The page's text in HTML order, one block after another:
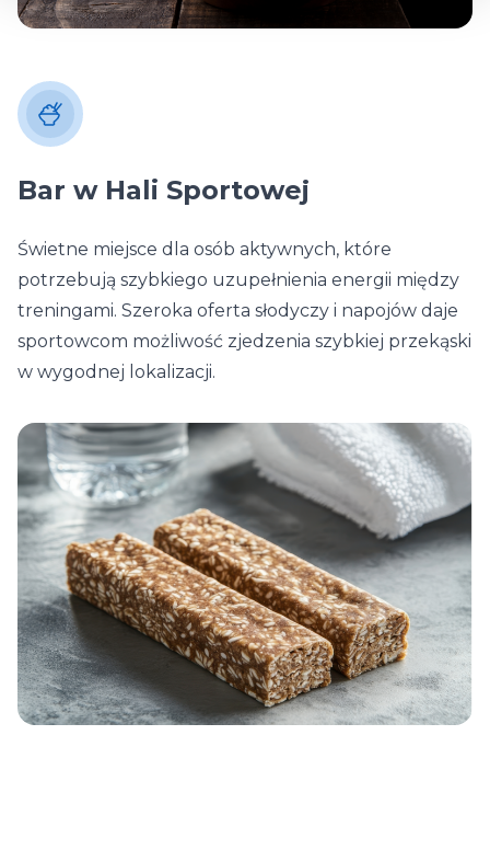
Bar w Hali Sportowej
Świetne miejsce dla osób aktywnych, które
potrzebują szybkiego uzupełnienia energii między
treningami. Szeroka oferta słodyczy i napojów daje
sportowcom możliwość zjedzenia szybkiej przekąski
w wygodnej lokalizacji.